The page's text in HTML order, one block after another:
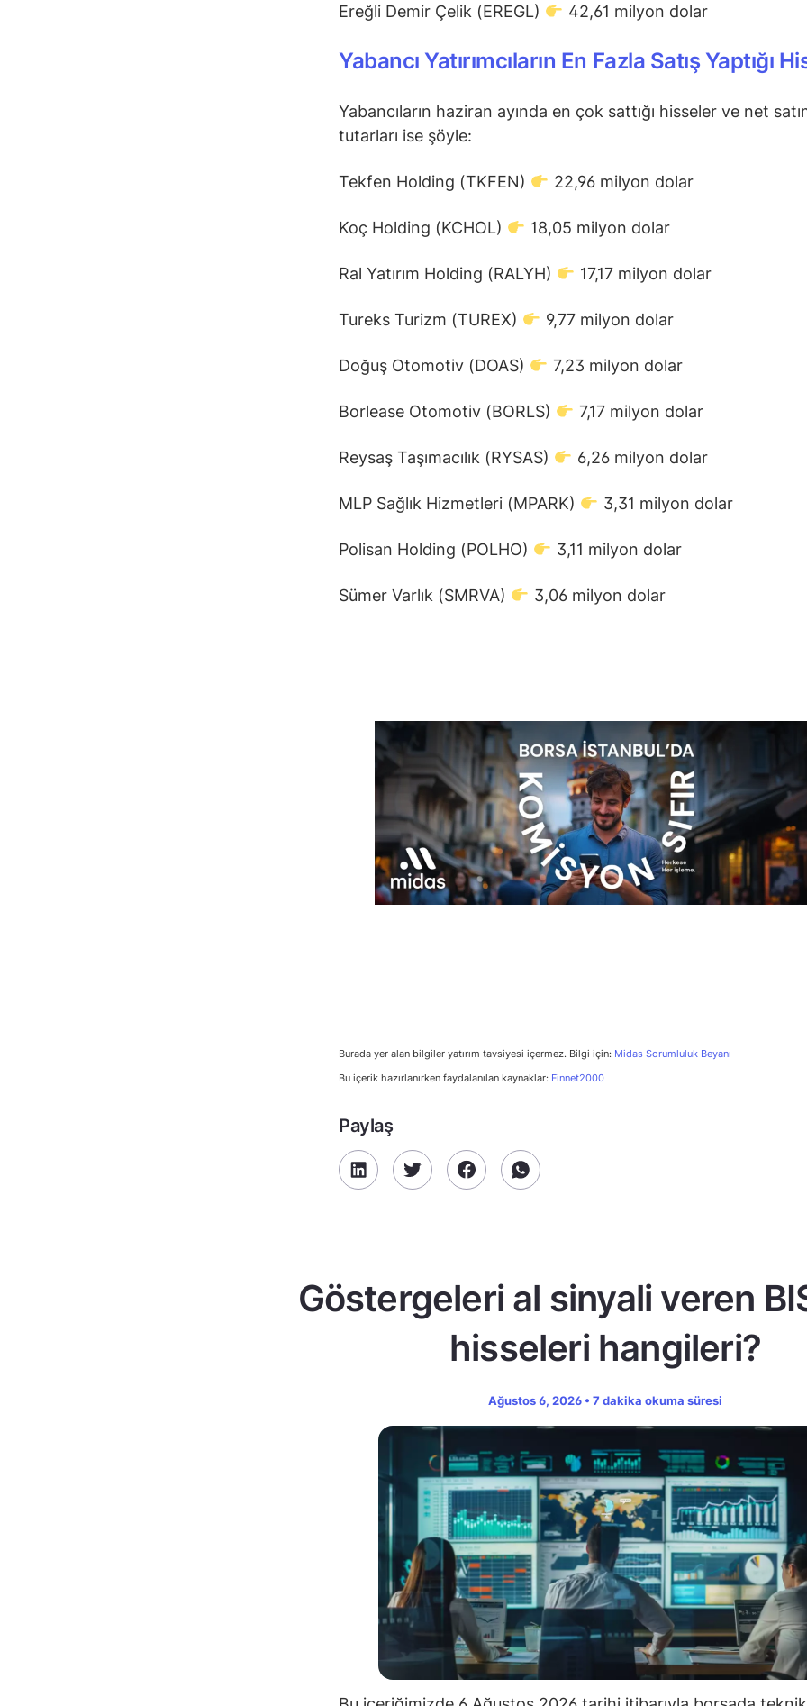
Ereğli Demir Çelik (EREGL) 42,61 milyon dolar
Yabancı Yatırımcıların En Fazla Satış Yaptığı
Yabancıların haziran ayında en çok sattığı hisseler ve net
tutarları ise şöyle:
Tekfen Holding (TKFEN) 22,96 milyon dolar
Koç Holding (KCHOL) 18,05 milyon dolar
Ral Yatırım Holding (RALYH) 17,17 milyon dolar
Tureks Turizm (TUREX) 9,77 milyon dolar
Doğuş Otomotiv (DOAS) 7,23 milyon dolar
Borlease Otomotiv (BORLS) 7,17 milyon dolar
Reysaş Taşımacılık (RYSAS) 6,26 milyon dolar
MLP Sağlık Hizmetleri (MPARK) 3,31 milyon dolar
Polisan Holding (POLHO) 3,11 milyon dolar
Sümer Varlık (SMRVA) 3,06 milyon dolar
Burada yer alan bilgiler yatırım tavsiyesi içermez. Bilgi için: Midas Sorumluluk Beyanı
Bu içerik hazırlanırken faydalanılan kaynaklar: Finnet2000
Paylaş
Göstergeleri al sinyali veren
hisseleri hangileri?
Ağustos 6, 2026 • 7 dakika okuma süresi